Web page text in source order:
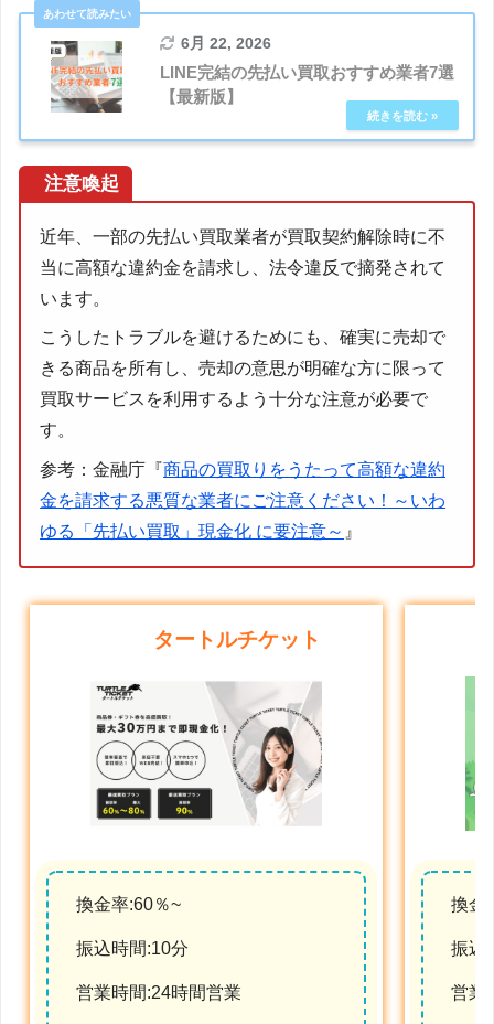
6月 22, 2026
LINE完結の先払い買取おすすめ業者7選
【最新版】
注意喚起
近年、一部の先払い買取業者が買取契約解除時に不
当に高額な違約金を請求し、法令違反で摘発されて
います。
こうしたトラブルを避けるためにも、確実に売却で
きる商品を所有し、売却の意思が明確な方に限って
買取サービスを利用するよう十分な注意が必要で
す。
参考：金融庁『商品の買取りをうたって高額な違約
金を請求する悪質な業者にご注意ください！～いわ
ゆる「先払い買取」現金化 に要注意～ 』
タートルチケット
換金率:60％~
振込時間:10分
営業時間:24時間営業
換金
振込
営業